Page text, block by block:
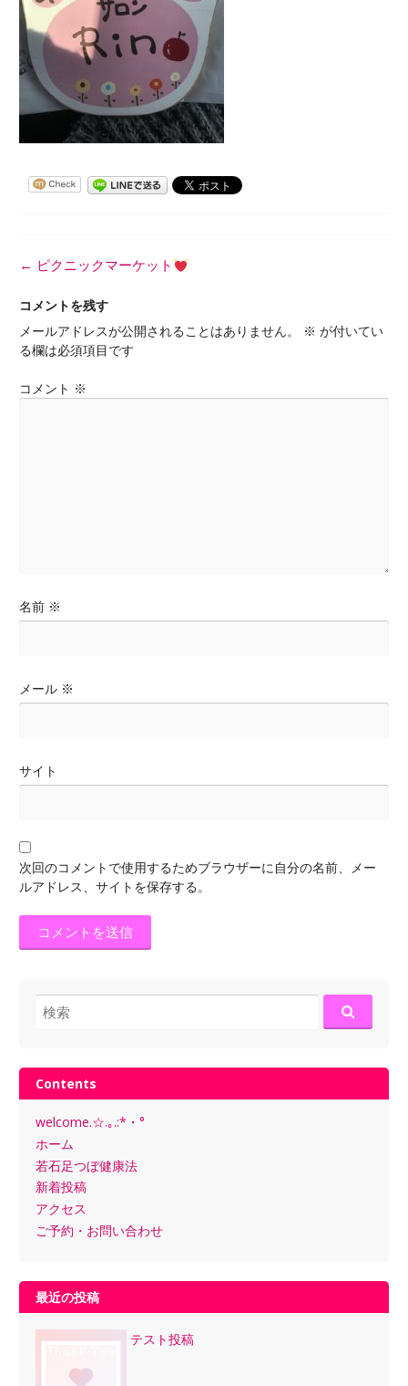
投
ナ
ビ
ゲ
シ
ョ
← ピクニックマーケット
コメントを残す
メールアドレスが公開されることはありません。
※ が付いてい
る欄は必須項目です
コメント ※
名前 ※
メール ※
サイト
次回のコメントで使用するためブラウザーに自分の名前、メー
ルアドレス、サイトを保存する。
検
索:
Contents
welcome.☆.｡.:*・°
ホーム
若石足つぼ健康法
新着投稿
アクセス
ご予約・お問い合わせ
最近の投稿
テスト投稿